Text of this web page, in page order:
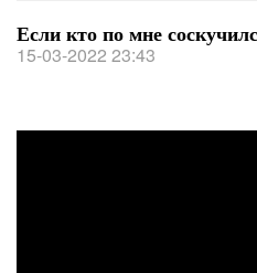
Если кто по мне
15-03-2022 23:43